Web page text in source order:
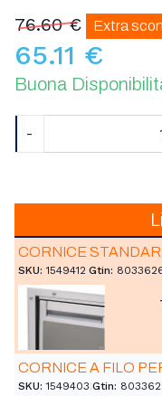
76.60 € Extra
65.11 €
Buona
-
CORNICE
SKU: 1549412 Gtin:
CORNICE A FILO
SKU: 1549403 Gtin: